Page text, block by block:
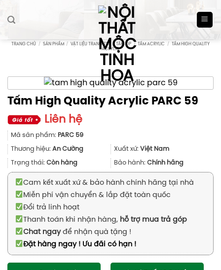
TRANG CHỦ / SẢN PHẨM / VẬT LIỆU TRANG TRÍ / TẤM ỐP / TẤM ACRYLIC /
TẤM HIGH QUALITY
ACRYLIC
Tấm High Quality Acrylic PARC 59
Liên hệ
Mã sản phẩm: PARC 59
Thương hiệu: An Cường Xuất xứ: Việt Nam
Trạng thái: Còn hàng Bảo hành: Chính hãng
Cam kết xuất xứ & bảo hành chính hãng tại nhà
Miễn phí vận chuyển & lắp đặt toàn quốc
Đổi trả linh hoạt
Thanh toán khi nhận hàng, hỗ trợ mua trả góp
Chat ngayđể nhận quà tặng !
Đặt hàng ngay ! Ưu đãi có hạn !